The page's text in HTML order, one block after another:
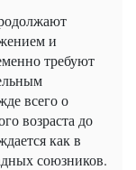
и
требуют
всего о
возраста до
как в
союзников.